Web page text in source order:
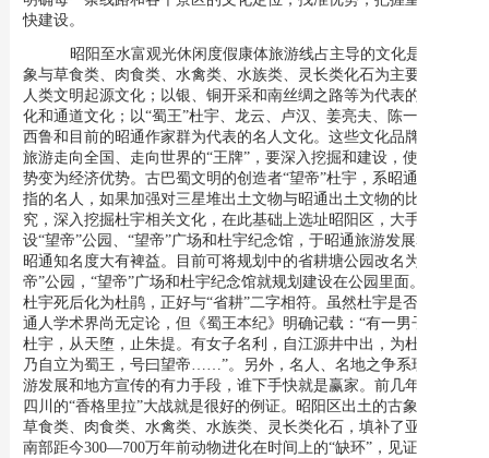
快建设。
昭阳至水富观光休闲度假康体旅游线占主导的文化是以古
象与草食类、肉食类、水禽类、水族类、灵长类化石为主要代表的
人类文明起源文化；以银、铜开采和南丝绸之路等为代表的冶炼文
化和通道文化；以“蜀王”杜宇、龙云、卢汉、姜亮夫、陈一德、张
西鲁和目前的昭通作家群为代表的名人文化。这些文化品牌系昭通
旅游走向全国、走向世界的“王牌”，要深入挖掘和建设，使文化优
势变为经济优势。古巴蜀文明的创造者“望帝”杜宇，系昭通首屈一
指的名人，如果加强对三星堆出土文物与昭通出土文物的比较研
究，深入挖掘杜宇相关文化，在此基础上选址昭阳区，大手笔建
设“望帝”公园、“望帝”广场和杜宇纪念馆，于昭通旅游发展和提升
昭通知名度大有裨益。目前可将规划中的省耕塘公园改名为“望
帝”公园，“望帝”广场和杜宇纪念馆就规划建设在公园里面。传说
杜宇死后化为杜鹃，正好与“省耕”二字相符。虽然杜宇是否属于昭
通人学术界尚无定论，但 《蜀王本纪》明确记载：“有一男子，名
杜宇，从天堕，止朱提。有女子名利，自江源井中出，为杜宇妻。
乃自立为蜀王，号曰望帝……”。另外，名人、名地之争系现代旅
游发展和地方宣传的有力手段，谁下手快就是赢家。前几年云南和
四川的“香格里拉”大战就是很好的例证。 昭阳区出土的古象化石与
草食类、肉食类、水禽类、水族类、灵长类化石，填补了亚洲大陆
南部距今300—700万年前动物进化在时间上的“缺环”，见证了人类